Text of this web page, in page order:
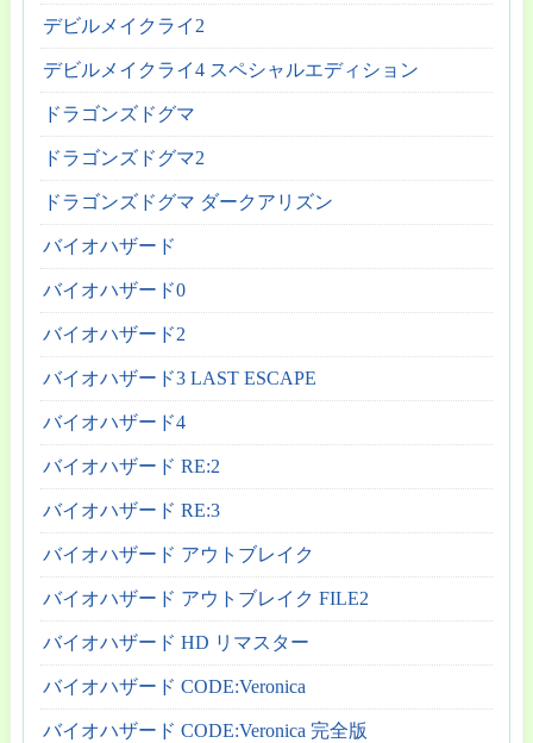
デビルメイクライ2
デビルメイクライ4 スペシャルエディション
ドラゴンズドグマ
ドラゴンズドグマ2
ドラゴンズドグマ ダークアリズン
バイオハザード
バイオハザード0
バイオハザード2
バイオハザード3 LAST ESCAPE
バイオハザード4
バイオハザード RE:2
バイオハザード RE:3
バイオハザード アウトブレイク
バイオハザード アウトブレイク FILE2
バイオハザード HD リマスター
バイオハザード CODE:Veronica
バイオハザード CODE:Veronica 完全版